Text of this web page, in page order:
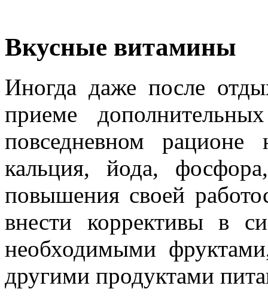
Вкусные витамины
Иногда даже после
приеме
повседневном рационе
кальция, йода,
повышения своей
внести коррективы в
необходимыми
другими продуктами